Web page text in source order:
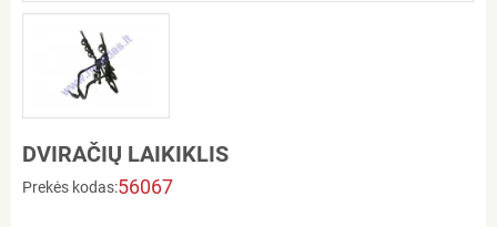
DVIRAČIŲ LAIKIKLIS
Prekės kodas:56067